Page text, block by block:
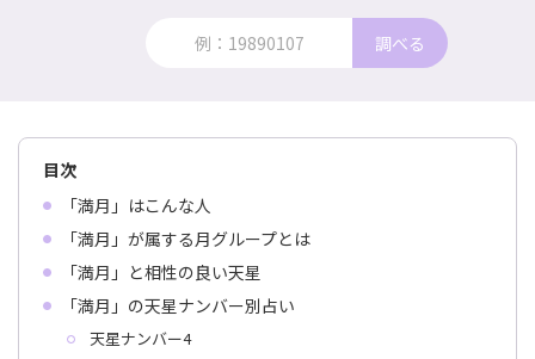
調べる
目次
「満月」はこんな人
「満月」が属する月グループとは
「満月」と相性の良い天星
「満月」の天星ナンバー別占い
天星ナンバー4